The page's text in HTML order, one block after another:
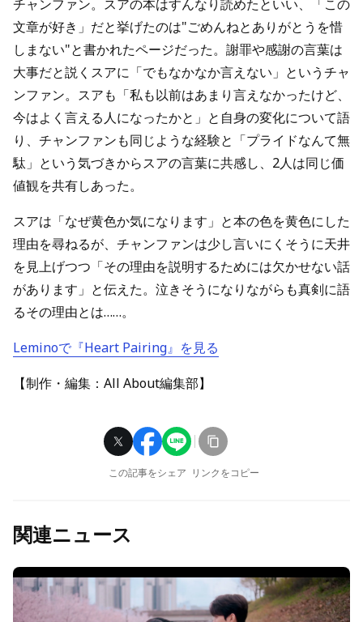
チャンファン。スアの本はすんなり読めたといい、「この
文章が好き」だと挙げたのは"ごめんねとありがとうを惜
しまない"と書かれたページだった。謝罪や感謝の言葉は
大事だと説くスアに「でもなかなか言えない」というチャ
ンファン。スアも「私も以前はあまり言えなかったけど、
今はよく言える人になったかと」と自身の変化について語
り、チャンファンも同じような経験と「プライドなんて無
駄」という気づきからスアの言葉に共感し、2人は同じ価
値観を共有しあった。
スアは「なぜ黄色か気になります」と本の色を黄色にした
理由を尋ねるが、チャンファンは少し言いにくそうに天井
を見上げつつ「その理由を説明するためには欠かせない話
があります」と伝えた。泣きそうになりながらも真剣に語
るその理由とは……。
Leminoで『Heart Pairing』を見る
【制作・編集：All About編集部】
この記事をシェア リンクをコピー
関連ニュース